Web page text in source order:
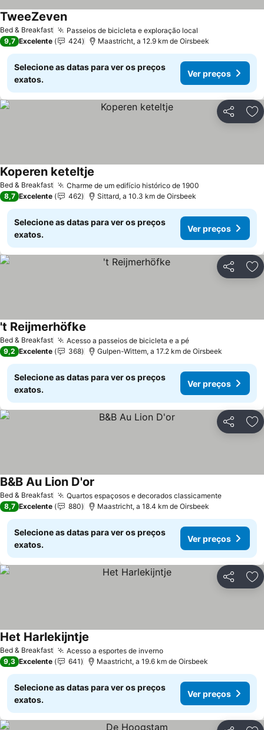
Bed & Breakfast Passeios de bicicleta e exploração local
TweeZeven
9,7 Excelente 424 Maastricht, a 12.9 km de Oirsbeek
Selecione as datas para ver os preços
exatos.
Ver preços
Partilhar
Bed & Breakfast Charme de um edifício histórico de 1900
Koperen keteltje
8,7 Excelente 462 Sittard, a 10.3 km de Oirsbeek
Selecione as datas para ver os preços
exatos.
Ver preços
Partilhar
Bed & Breakfast Acesso a passeios de bicicleta e a pé
't Reijmerhöfke
9,2 Excelente 368 Gulpen-Wittem, a 17.2 km de Oirsbeek
Selecione as datas para ver os preços
exatos.
Ver preços
Partilhar
Bed & Breakfast Quartos espaçosos e decorados classicamente
B&B Au Lion D'or
8,7 Excelente 880 Maastricht, a 18.4 km de Oirsbeek
Selecione as datas para ver os preços
exatos.
Ver preços
Partilhar
Bed & Breakfast Acesso a esportes de inverno
Het Harlekijntje
9,3 Excelente 641 Maastricht, a 19.6 km de Oirsbeek
Selecione as datas para ver os preços
exatos.
Ver preços